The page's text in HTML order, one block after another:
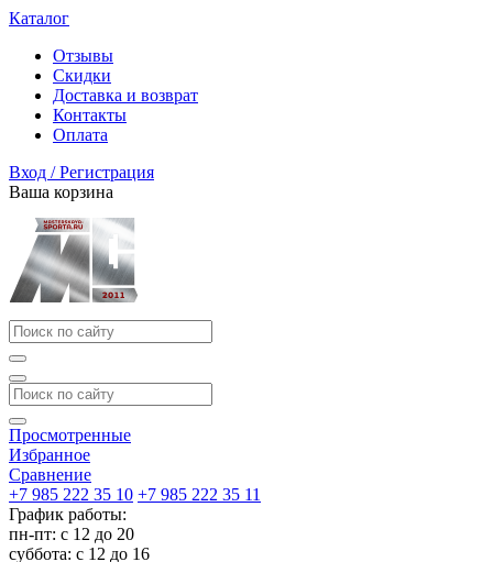
Каталог
Отзывы
Скидки
Доставка и возврат
Контакты
Оплата
Вход / Регистрация
Ваша корзина
Просмотренные
Избранное
Сравнение
+7 985 222 35 10 +7 985 222 35 11
График работы:
пн-пт: с 12 до 20
суббота: c 12 до 16